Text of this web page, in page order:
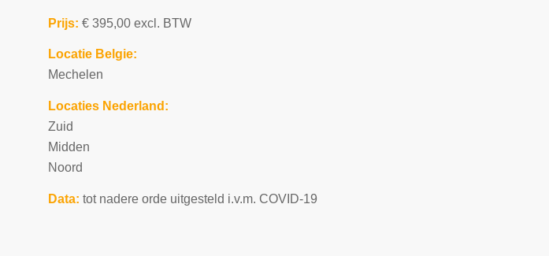
Prijs:€ 395,00 excl. BTW
Locatie Belgie:
Mechelen
Locaties Nederland:
Zuid
Midden
Noord
Data:tot nadere orde uitgesteld i.v.m. COVID-19